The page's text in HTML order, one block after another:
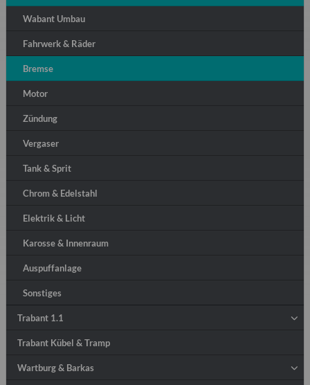
Wabant Umbau
Fahrwerk & Räder
Bremse
Motor
Zündung
Vergaser
Tank & Sprit
Chrom & Edelstahl
Elektrik & Licht
Karosse & Innenraum
Auspuffanlage
Sonstiges
Trabant 1.1
Trabant Kübel & Tramp
Wartburg & Barkas